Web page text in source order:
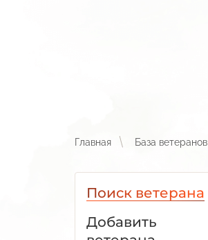
Главная База ветеранов
Поиск ветерана
Добавить